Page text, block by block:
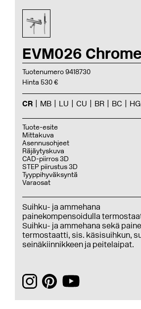
EVM026 Chrome
Tuotenumero 9418730
Hinta 530 €
CR MB LU CU BR BC HG
Tuote-esite
Mittakuva
Asennusohjeet
Räjäytyskuva
CAD-piirros 3D
STEP piirustus 3D
Tyyppihyväksyntä
Varaosat
Suihku- ja ammehana
painekompensoidulla
Suihku- ja ammehana sekä
termostaatti, sis. käsisuihkun,
seinäkiinnikkeen ja peitelaipat.